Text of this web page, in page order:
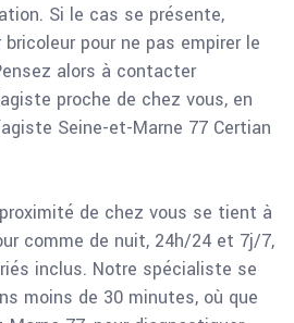
Si le cas se présente,
pour ne pas empirer le
alors à contacter
proche de chez vous, en
Seine-et-Marne 77 Certian
de chez vous se tient à
comme de nuit, 24h/24 et 7j/7,
inclus. Notre spécialiste se
moins de 30 minutes, où que